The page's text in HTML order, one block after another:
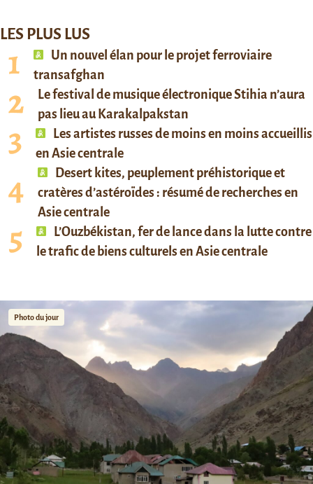
LES PLUS LUS
Un nouvel élan pour le projet ferroviaire
transafghan
Le festival de musique électronique Stihia n’aura
pas lieu au Karakalpakstan
Les artistes russes de moins en moins accueillis
en Asie centrale
Desert kites, peuplement préhistorique et
cratères d’astéroïdes : résumé de recherches en
Asie centrale
L’Ouzbékistan, fer de lance dans la lutte contre
le trafic de biens culturels en Asie centrale
Photo du jour